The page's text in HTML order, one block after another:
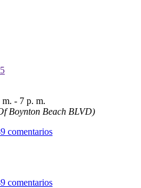
- 7 p. m.
Boynton Beach BLVD)
comentarios
comentarios